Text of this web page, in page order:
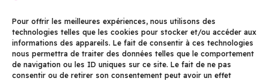
Pour offrir les meilleures expériences, nous utilisons des
technologies telles que les cookies pour stocker et/ou accéder aux
informations des appareils. Le fait de consentir à ces technologies
nous permettra de traiter des données telles que le comportement
de navigation ou les ID uniques sur ce site. Le fait de ne pas
consentir ou de retirer son consentement peut avoir un effet
Linkedin
Facebook